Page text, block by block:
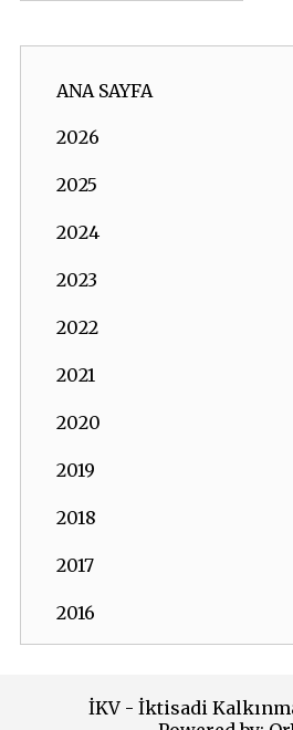
ANA SAYFA
2026
2025
2024
2023
2022
2021
2020
2019
2018
2017
2016
2014İKV - İktisadi